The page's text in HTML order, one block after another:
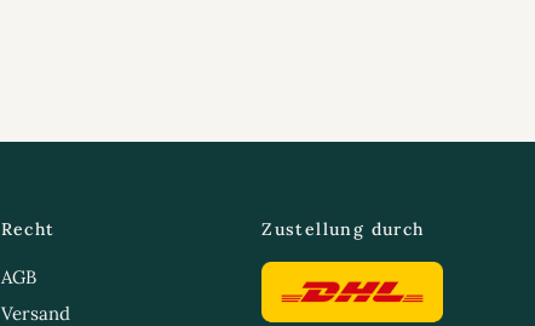
Recht
AGB
Versand
Zustellung durch